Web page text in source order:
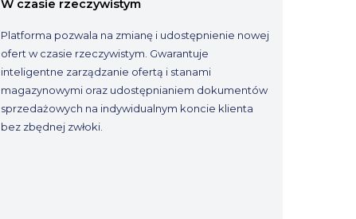
W czasie rzeczywistym
Platforma pozwala na zmianę i udostępnienie nowej
ofert w czasie rzeczywistym. Gwarantuje
inteligentne zarządzanie ofertą i stanami
magazynowymi oraz udostępnianiem dokumentów
sprzedażowych na indywidualnym koncie klienta
bez zbędnej zwłoki.